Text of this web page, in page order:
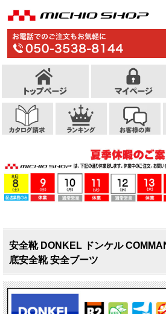
安全靴 DONKEL ドンケル
底安全靴 安全ブーツ